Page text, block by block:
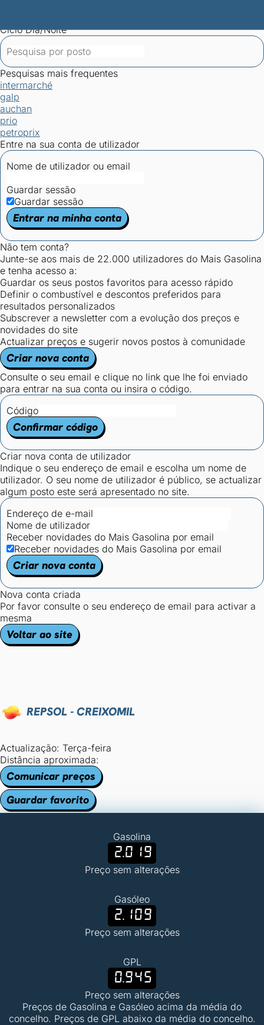
Ciclo Dia/Noite
Pesquisas mais frequentes
intermarché
galp
auchan
prio
petroprix
Entre na sua conta de utilizador
Nome de utilizador ou email
Guardar sessão
Guardar sessão
Entrar na minha conta
Não tem conta?
Junte-se aos mais de 22.000 utilizadores do Mais Gasolina
e tenha acesso a:
Guardar os seus postos favoritos para acesso rápido
Definir o combustível e descontos preferidos para
resultados personalizados
Subscrever a newsletter com a evolução dos preços e
novidades do site
Actualizar preços e sugerir novos postos à comunidade
Criar nova conta
Consulte o seu email e clique no link que lhe foi enviado
para entrar na sua conta ou insira o código.
Código
Confirmar código
Criar nova conta de utilizador
Indique o seu endereço de email e escolha um nome de
utilizador. O seu nome de utilizador é público, se actualizar
algum posto este será apresentado no site.
Endereço de e-mail
Nome de utilizador
Receber novidades do Mais Gasolina por email
Receber novidades do Mais Gasolina por email
Criar nova conta
Nova conta criada
Por favor consulte o seu endereço de email para activar a
mesma
Voltar ao site
REPSOL - CREIXOMIL
Actualização: Terça-feira
Distância aproximada:
Comunicar preços
Guardar favorito
Gasolina
2.019
Preço sem alterações
Gasóleo
2.109
Preço sem alterações
GPL
0.945
Preço sem alterações
Preços de Gasolina e Gasóleo acima da média do
concelho. Preços de GPL abaixo da média do concelho.